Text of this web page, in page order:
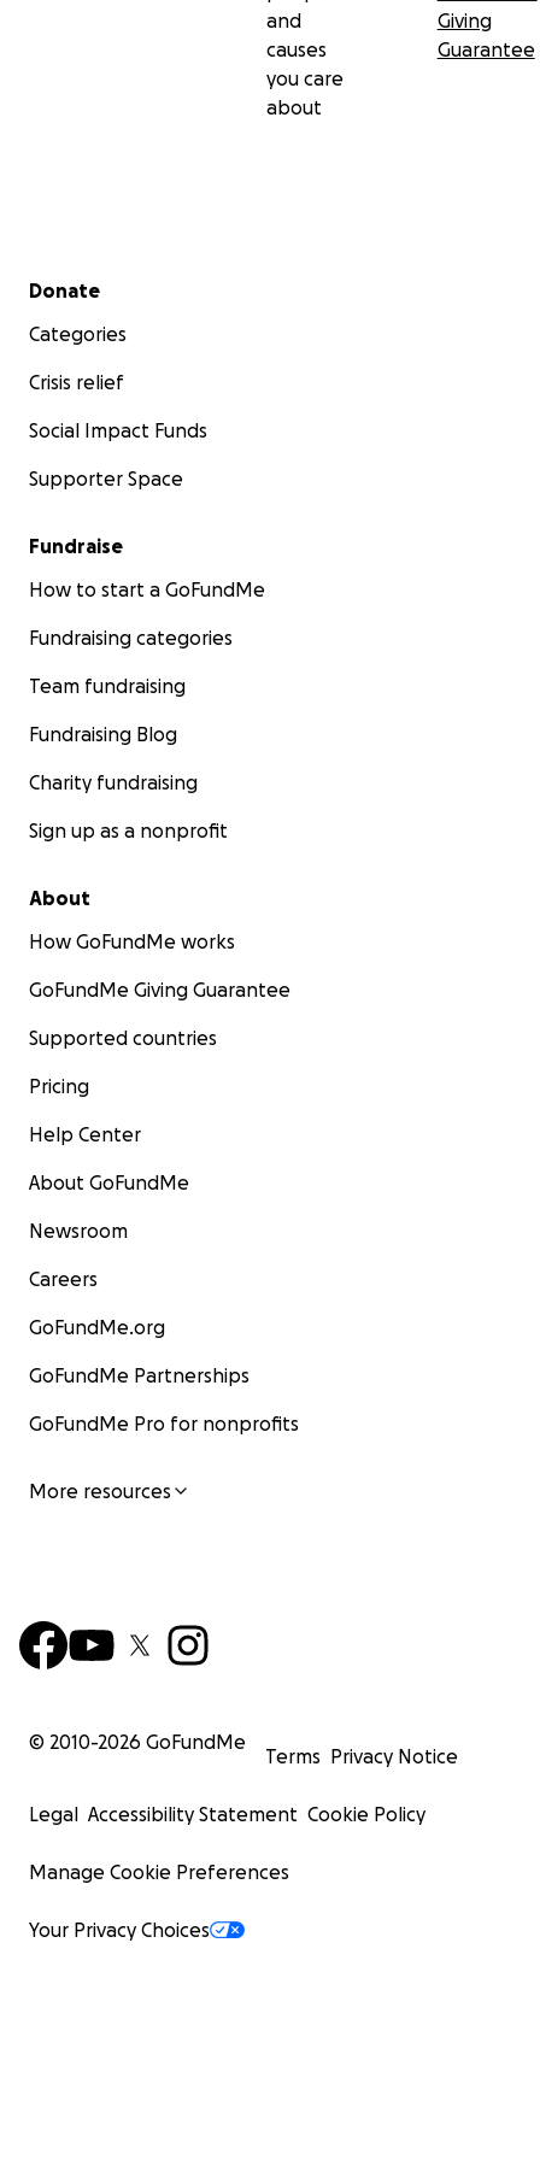
and
causes
you care
about
Giving
Guarantee
Secondary menu
Donate
Categories
Crisis relief
Social Impact Funds
Supporter Space
Fundraise
How to start a GoFundMe
Fundraising categories
Team fundraising
Fundraising Blog
Charity fundraising
Sign up as a nonprofit
About
How GoFundMe works
GoFundMe Giving Guarantee
Supported countries
Pricing
Help Center
About GoFundMe
Newsroom
Careers
GoFundMe.org
GoFundMe Partnerships
GoFundMe Pro for nonprofits
More resources
© 2010-2026 GoFundMe
Terms Privacy Notice
Legal Accessibility Statement Cookie Policy
Manage Cookie Preferences
Your Privacy Choices